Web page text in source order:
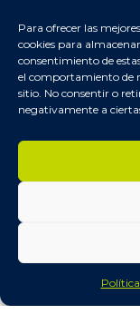
Para ofrecer las
cookies para
consentimiento de
el comportamiento de
sitio. No consentir o
negativamente a
📧
📦
📷
FASHIONKIDS
de privacidad